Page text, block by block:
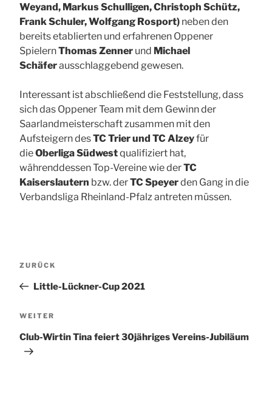
Weyand, Markus Schulligen, Christoph Schütz,
Frank Schuler, Wolfgang Rosport) neben den
bereits etablierten und erfahrenen Oppener
SpielernThomas Zenner und Michael
Schäferausschlaggebend gewesen.
Interessant ist abschließend die Feststellung, dass
sich das Oppener Team mit dem Gewinn der
Saarlandmeisterschaft zusammen mit den
Aufsteigern desTC Trier und TC Alzeyfür
dieOberliga Südwestqualifiziert hat,
währenddessen Top-Vereine wie derTC
Kaiserslautern bzw. derTC Speyerden Gang in die
Verbandsliga Rheinland-Pfalz antreten müssen.
Vorheriger
ZURÜCK
Little-Lückner-Cup 2021
Nächster
WEITER
Club-Wirtin Tina feiert 30jähriges Vereins-Jubiläum